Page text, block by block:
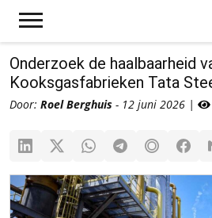
Onderzoek de haalbaarheid
Kooksgasfabrieken Tata
Door: Roel Berghuis - 12 juni 2026 |